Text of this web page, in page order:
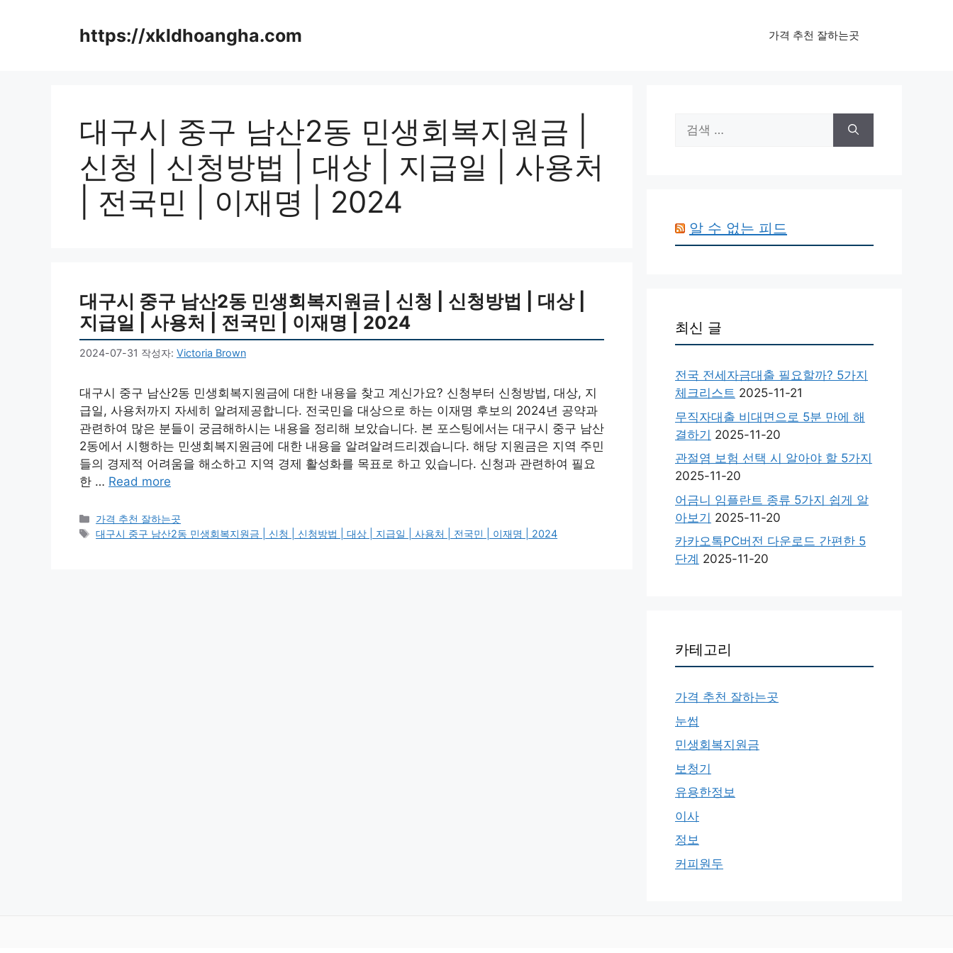
https://xkldhoangha.com 가격 추천 잘하는곳
대구시 중구 남산2동 민생회복지원금 |
신청 | 신청방법 | 대상 | 지급일 | 사용처
| 전국민 | 이재명 | 2024
대구시 중구 남산2동 민생회복지원금 | 신청 | 신청방법 | 대상 |
지급일 | 사용처 | 전국민 | 이재명 | 2024
2024-07-31 작성자: Victoria Brown
대구시 중구 남산2동 민생회복지원금에 대한 내용을 찾고 계신가요? 신청부터 신청방법, 대상, 지
급일, 사용처까지 자세히 알려제공합니다. 전국민을 대상으로 하는 이재명 후보의 2024년 공약과
관련하여 많은 분들이 궁금해하시는 내용을 정리해 보았습니다. 본 포스팅에서는 대구시 중구 남산
2동에서 시행하는 민생회복지원금에 대한 내용을 알려알려드리겠습니다. 해당 지원금은 지역 주민
들의 경제적 어려움을 해소하고 지역 경제 활성화를 목표로 하고 있습니다. 신청과 관련하여 필요
한 … Read more
카
테
가격 추천 잘하는곳
태
대구시 중구 남산2동 민생회복지원금 | 신청 | 신청방법 | 대상 | 지급일 | 사용처 | 전국민 | 이재명 | 2024
색:
알 수 없는 피드
최신 글
전국 전세자금대출 필요할까? 5가지
체크리스트 2025-11-21
무직자대출 비대면으로 5분 만에 해
결하기 2025-11-20
관절염 보험 선택 시 알아야 할 5가지
2025-11-20
어금니 임플란트 종류 5가지 쉽게 알
아보기 2025-11-20
카카오톡PC버전 다운로드 간편한 5
단계 2025-11-20
카테고리
가격 추천 잘하는곳
눈썹
민생회복지원금
보청기
유용한정보
이사
정보
커피원두